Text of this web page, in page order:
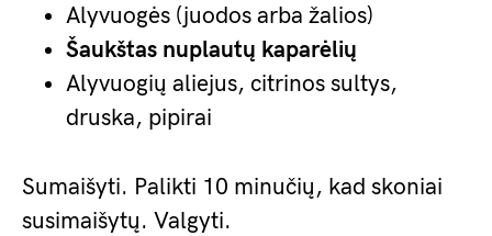
Alyvuogės (juodos arba žalios)
Šaukštas nuplautų kaparėlių
Alyvuogių aliejus, citrinos sultys,
druska, pipirai
Sumaišyti. Palikti 10 minučių, kad skoniai
susimaišytų. Valgyti.